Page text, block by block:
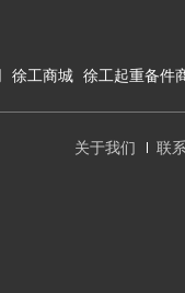
徐工商城 徐工起重备件
关于我们 联